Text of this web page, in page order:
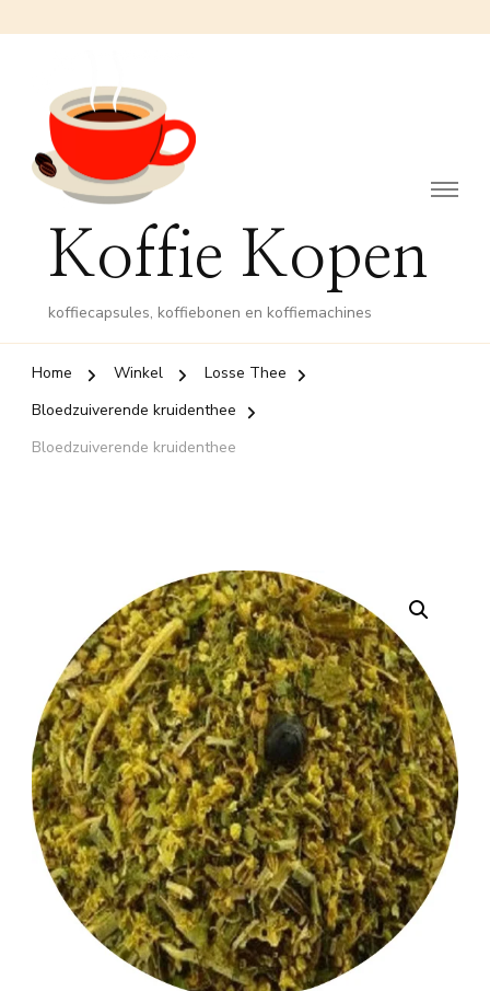
Koffie Kopen
koffiecapsules, koffiebonen en koffiemachines
Home Winkel
Losse Thee
Bloedzuiverende kruidenthee
Bloedzuiverende kruidenthee